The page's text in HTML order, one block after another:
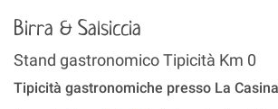
Birra & Salsiccia
Stand gastronomico Tipicità Km 0
Tipicità gastronomiche presso La